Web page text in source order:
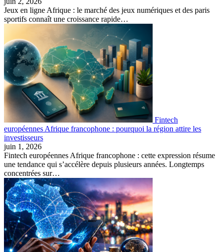
Jeux en ligne Afrique : le marché des jeux numériques et des paris
sportifs connaît une croissance rapide…
Fintech
européennes Afrique francophone : pourquoi la région attire les
investisseurs
juin 1, 2026
Fintech européennes Afrique francophone : cette expression résume
une tendance qui s’accélère depuis plusieurs années. Longtemps
concentrées sur…